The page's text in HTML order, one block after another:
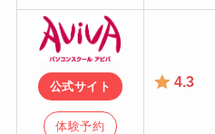
公式サイト
体験予約
4 .3